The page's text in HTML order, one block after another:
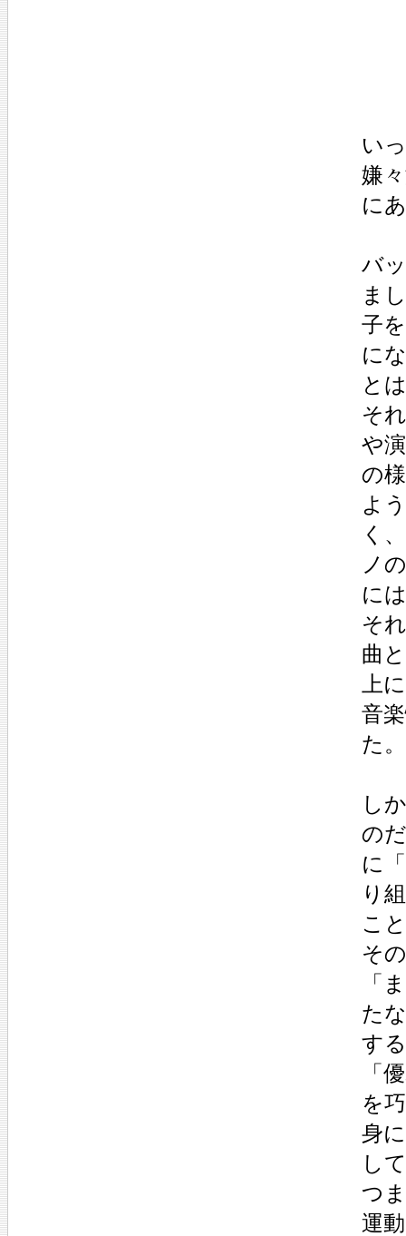
い
嫌
に
バ
ま
子
に
と
そ
や
の
よ
く
ノ
に
そ
曲
上
音
た。
し
の
に
り
こ
そ
「
た
す
「
を
身
し
つ
運